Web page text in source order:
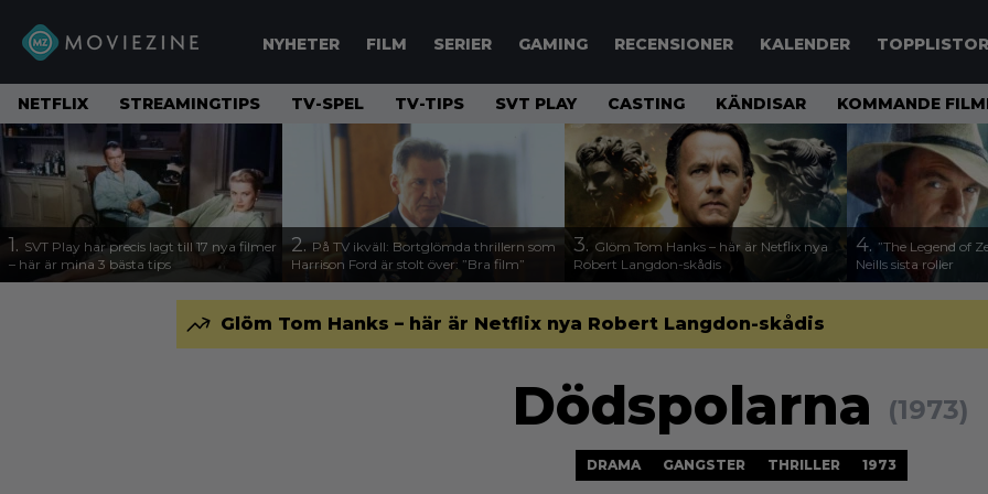
NYHETER FILM SERIER GAMING RECENSIONER KALENDER TOPPLISTOR
NETFLIX STREAMINGTIPS TV-SPEL TV-TIPS SVT PLAY CASTING KÄNDISAR KOMMANDE
1. SVT Play har precis lagt till 17 nya filmer
– här är mina 3 bästa tips
2. På TV ikväll: Bortglömda thrillern som
Harrison Ford är stolt över: ”Bra film”
3. Glöm Tom Hanks – här är Netflix nya
Robert Langdon-skådis
4. ”The Legend of
Neills sista roller
Glöm Tom Hanks – här är Netflix nya Robert Langdon-skådis
Dödspolarna (1973)
DRAMA GANGSTER THRILLER 1973